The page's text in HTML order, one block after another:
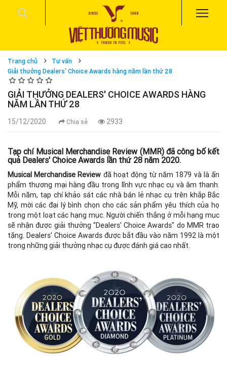
Trang chủ
Tư vấn
Giải thưởng Dealers' Choice Awards hàng năm lần thứ 28
GIẢI THƯỞNG DEALERS' CHOICE AWARDS HÀNG
NĂM LẦN THỨ 28
15/12/2020 Chia sẻ 2933
Tạp chí Musical Merchandise Review (MMR) đã công bố kết
quả Dealers' Choice Awards lần thứ 28 năm 2020.
Musical Merchandise Review đã hoạt động từ năm 1879 và là ấn
phẩm thương mại hàng đầu trong lĩnh vực nhạc cụ và âm thanh.
Mỗi năm, tạp chí khảo sát các nhà bán lẻ nhạc cụ trên khắp Bắc
Mỹ, mời các đại lý bình chọn cho các sản phẩm yêu thích của họ
trong một loạt các hạng mục. Người chiến thắng ở mỗi hạng mục
sẽ nhận được giải thưởng "Dealers' Choice Awards" do MMR trao
tặng. Dealers' Choice Awards được bắt đầu vào năm 1992 là một
trong những giải thưởng nhạc cụ được đánh giá cao nhất.